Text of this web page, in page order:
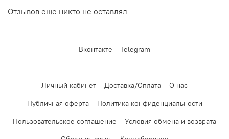
Отзывов еще никто не оставлял
Вконтакте Telegram
Личный кабинет Доставка/Оплата
О нас
Публичная оферта
Политика конфиденциальности
Пользовательское соглашение
Условия обмена и возврата